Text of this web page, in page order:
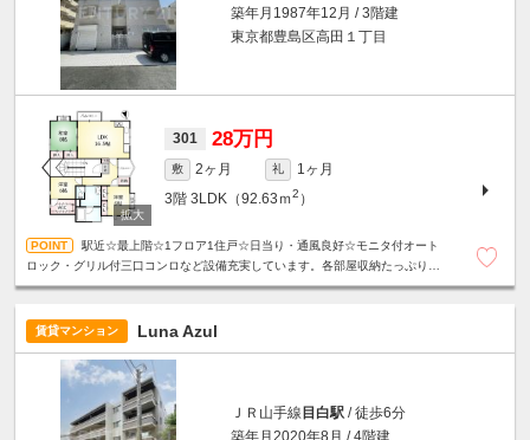
築年月1987年12月 / 3階建
東京都豊島区高田１丁目
301 28万円
敷 2ヶ月 礼
1ヶ月
3階 3LDK（92.63ｍ2 ）
駅近☆最上階☆1フロア1住戸☆日当り・通風良好☆モニタ付オート
ロック・グリル付三口コンロなど設備充実しています。各部屋収納たっぷり・
賃貸マンション Luna Azul
ＪＲ山手線目白駅 / 徒歩6分
築年月2020年8月 / 4階建